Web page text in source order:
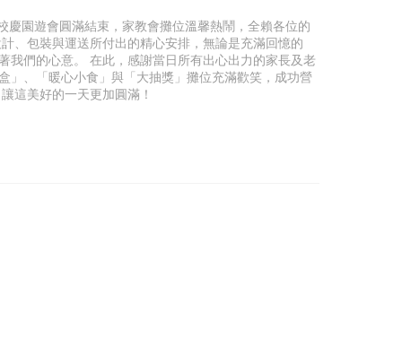
園遊會圓滿結束，家教會攤位溫馨熱鬧，全賴各位的
、包裝與運送所付出的精心安排，無論是充滿回憶的
我們的心意。 在此，感謝當日所有出心出力的家長及老
」、「暖心小食」與「大抽獎」攤位充滿歡笑，成功營
這美好的一天更加圓滿！